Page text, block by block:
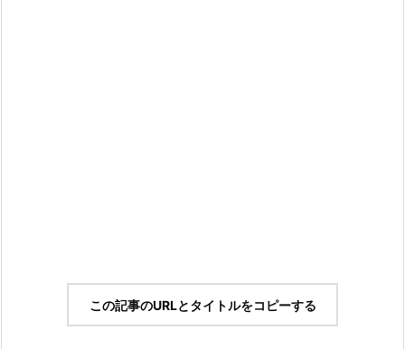
この記事のURLとタイトルをコピーする